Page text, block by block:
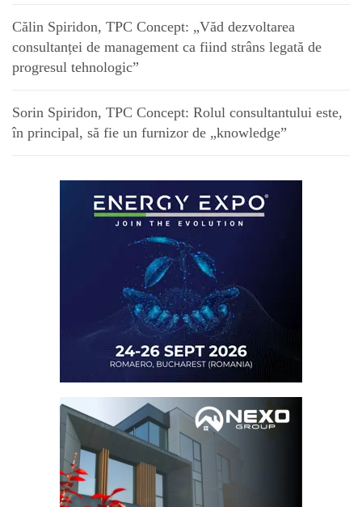
Călin Spiridon, TPC Concept: „Văd dezvoltarea
consultanței de management ca fiind strâns legată de
progresul tehnologic”
Sorin Spiridon, TPC Concept: Rolul consultantului este,
în principal, să fie un furnizor de „knowledge”